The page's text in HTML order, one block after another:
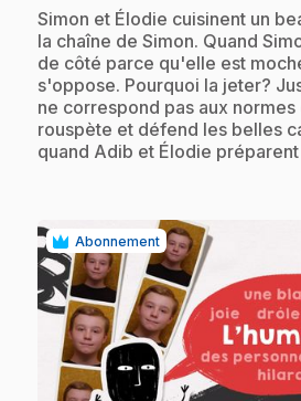
.Simon et Élodie cuisinent un
la chaîne de Simon. Quand
de côté parce qu'elle est
s'oppose. Pourquoi la jeter?
ne correspond pas aux
rouspète et défend les belles
quand Adib et Élodie
Abonnement